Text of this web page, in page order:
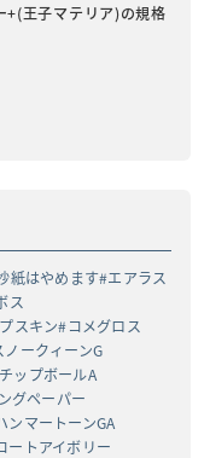
+(王子マテリア)の規格
紙はやめます エアラス
ス
スキン コメグロス
ノークィーンG
チップボールA
グペーパー
ンマートーンGA
ートアイボリー